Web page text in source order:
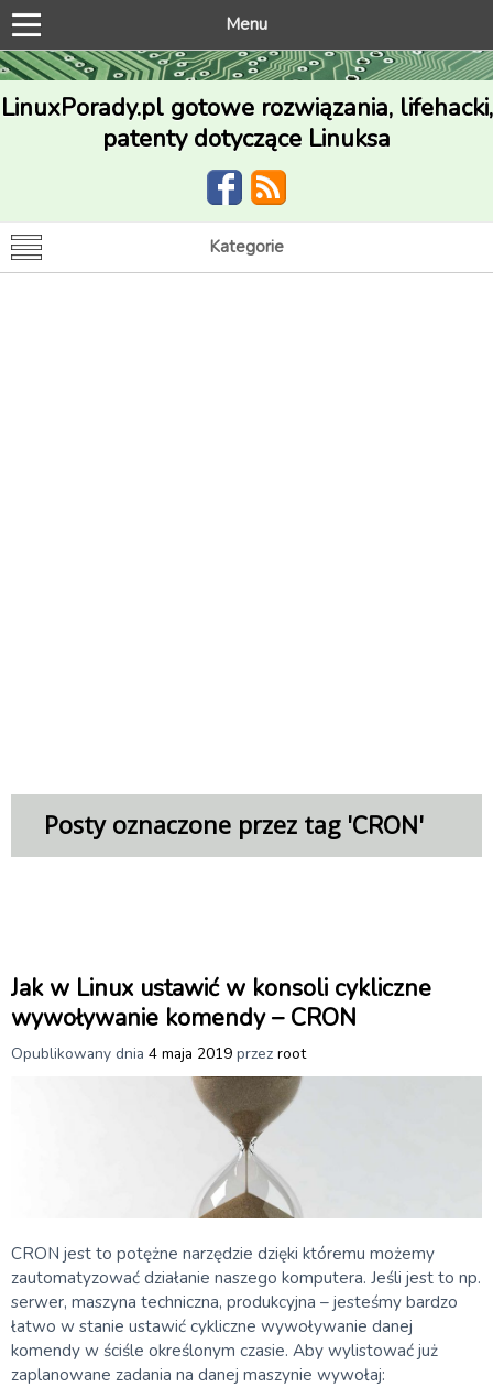
Menu
LinuxPorady.pl gotowe rozwiązania, lifehacki,
patenty dotyczące Linuksa
Kategorie
Posty oznaczone przez tag 'CRON'
Jak w Linux ustawić w konsoli cykliczne
wywoływanie komendy – CRON
Opublikowany dnia 4 maja 2019 przez root
CRON jest to potężne narzędzie dzięki któremu możemy
zautomatyzować działanie naszego komputera. Jeśli jest to np.
serwer, maszyna techniczna, produkcyjna – jesteśmy bardzo
łatwo w stanie ustawić cykliczne wywoływanie danej
komendy w ściśle określonym czasie. Aby wylistować już
zaplanowane zadania na danej maszynie wywołaj: